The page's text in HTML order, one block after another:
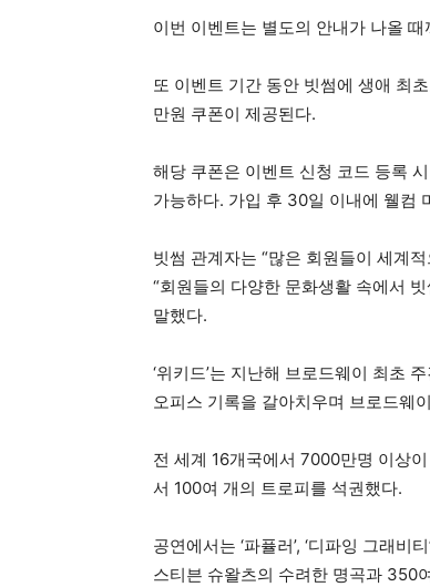
이번 이벤트는 별도의 안내가 나올
또 이벤트 기간 동안 빗썸에 생애 최
만원 쿠폰이 제공된다.
해당 쿠폰은 이벤트 신청 코드 등록
가능하다. 가입 후 30일 이내에 웰컴
빗썸 관계자는 “많은 회원들이 세계
“회원들의 다양한 문화생활 속에서
말했다.
‘위키드’는 지난해 브로드웨이 최초
오피스 기록을 갈아치우며 브로드웨
전 세계 16개국에서 7000만명 이상
서 100여 개의 트로피를 석권했다.
공연에서는 ‘파퓰러’, ‘디파잉 그래비
스티븐 슈왈츠의 수려한 명곡과 350